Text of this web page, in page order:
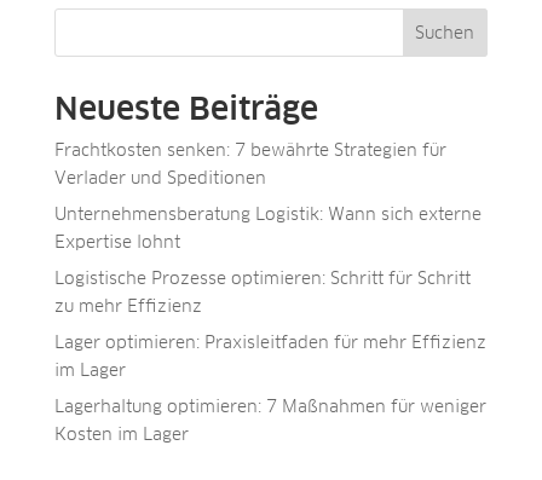
Suchen
Neueste Beiträge
Frachtkosten senken: 7 bewährte Strategien für
Verlader und Speditionen
Unternehmensberatung Logistik: Wann sich externe
Expertise lohnt
Logistische Prozesse optimieren: Schritt für Schritt
zu mehr Effizienz
Lager optimieren: Praxisleitfaden für mehr Effizienz
im Lager
Lagerhaltung optimieren: 7 Maßnahmen für weniger
Kosten im Lager